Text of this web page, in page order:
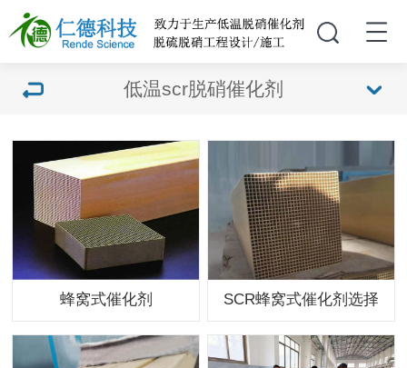
低温scr脱硝催化剂
蜂窝式催化剂 SCR蜂窝式催化剂选择